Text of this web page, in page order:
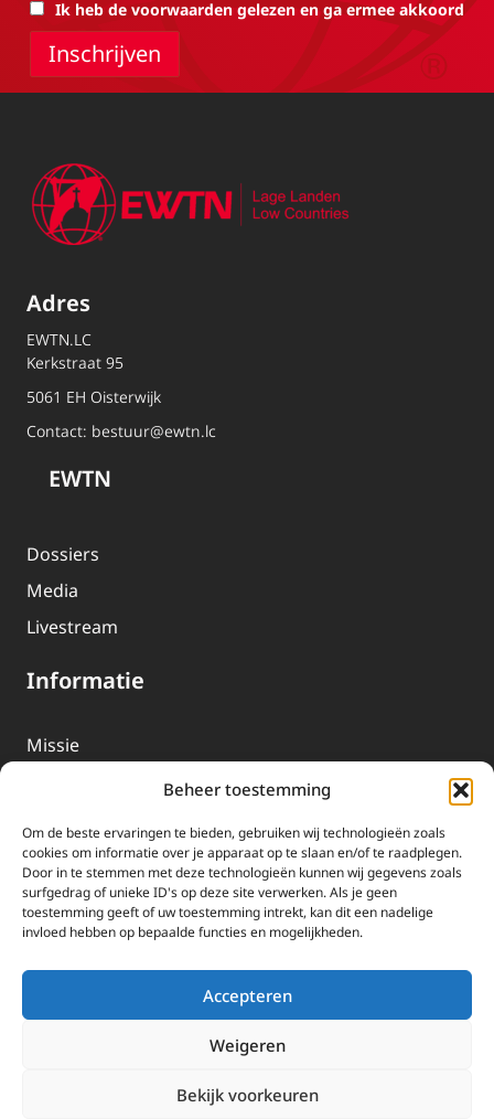
Beheer toestemming
Om de beste ervaringen te bieden, gebruiken wij technologieën zoals
cookies om informatie over je apparaat op te slaan en/of te raadplegen.
Door in te stemmen met deze technologieën kunnen wij gegevens zoals
surfgedrag of unieke ID's op deze site verwerken. Als je geen
toestemming geeft of uw toestemming intrekt, kan dit een nadelige
invloed hebben op bepaalde functies en mogelijkheden.
Accepteren
Weigeren
Bekijk voorkeuren
Ik heb de voorwaarden gelezen en ga ermee akkoord
Adres
EWTN.LC
Kerkstraat 95
5061 EH Oisterwijk
Contact: bestuur@ewtn.lc
EWTN
Dossiers
Media
Livestream
Informatie
Missie
EWTN-Team
Organisatiegegevens
Doneren
EWTN wordt uitsluitend gefinancierd door uw donaties.
Wij ontvangen bewust geen advertentie-inkomsten of